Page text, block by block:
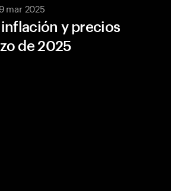
mar 2025
inflación y precios
de 2025